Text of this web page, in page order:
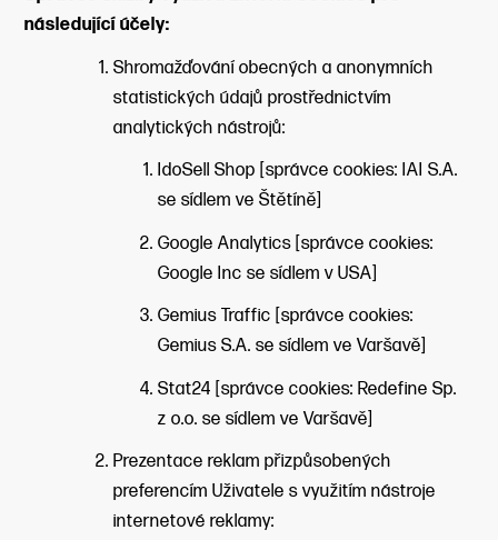
následující účely:
Shromažďování obecných a anonymních
statistických údajů prostřednictvím
analytických nástrojů:
IdoSell Shop [správce cookies: IAI S.A.
se sídlem ve Štětíně]
Google Analytics [správce cookies:
Google Inc se sídlem v USA]
Gemius Traffic [správce cookies:
Gemius S.A. se sídlem ve Varšavě]
Stat24 [správce cookies: Redefine Sp.
z o.o. se sídlem ve Varšavě]
Prezentace reklam přizpůsobených
preferencím Uživatele s využitím nástroje
internetové reklamy: